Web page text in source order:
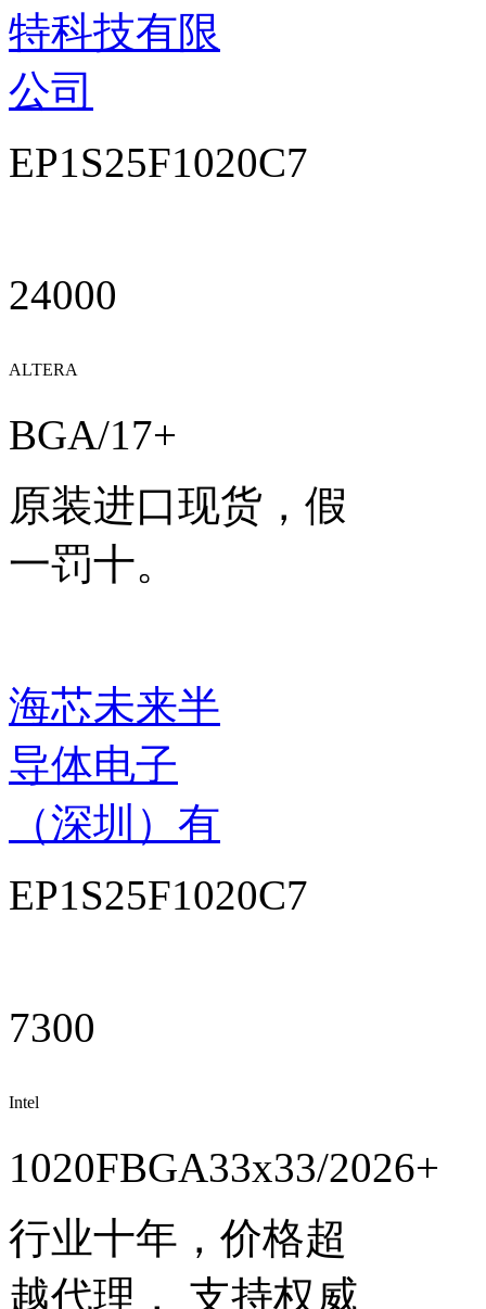
特科技有限
公司
EP1S25F1020C7
24000
ALTERA
BGA/17+
原装进口现货，假
一罚十。
海芯未来半
导体电子
（深圳）有
EP1S25F1020C7
7300
Intel
1020FBGA33x33/2026+
行业十年，价格超
越代理， 支持权威